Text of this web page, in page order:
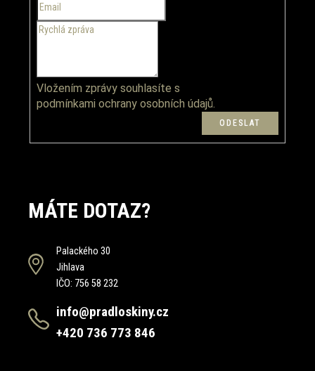
Vložením zprávy souhlasíte s
podmínkami ochrany osobních údajů.
MÁTE DOTAZ?
Palackého 30
Jihlava
IČO: 756 58 232
info@pradloskiny.cz
+420 736 773 846